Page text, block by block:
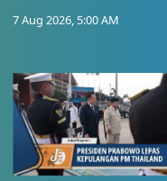
7 Aug 2026, 5:00 AM